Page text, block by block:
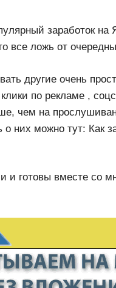
заработок
все ложь от
другие очень
по рекламе ,
чем на
них можно тут: Как
и готовы вместе со